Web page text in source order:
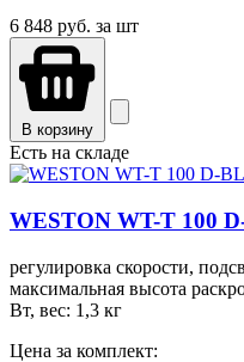
6 848 руб. за шт
В корзину
Есть на складе
WESTON WT-T 100
регулировка скорости,
максимальная высота
Вт, вес: 1,3 кг
Цена за комплект: